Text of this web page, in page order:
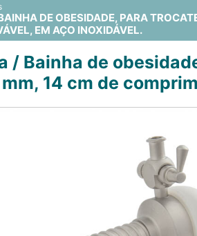
DE OBESIDADE, PARA
EM AÇO INOXIDÁVEL.
/ Bainha de
mm, 14 cm de